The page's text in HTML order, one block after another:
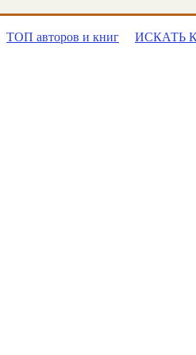
ТОП авторов и книг ИСКАТЬ